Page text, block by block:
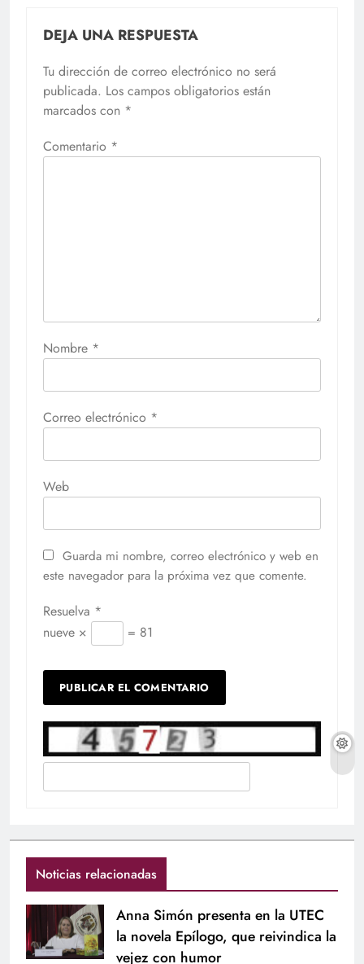
DEJA UNA RESPUESTA
Tu dirección de correo electrónico no será
publicada. Los campos obligatorios están
marcados con *
Comentario *
Nombre *
Correo electrónico *
Web
Guarda mi nombre, correo electrónico y web en
este navegador para la próxima vez que comente.
Resuelva *
nueve ×
= 81
Noticias relacionadas
Anna Simón presenta en la UTEC
la novela Epílogo, que reivindica la
vejez con humor